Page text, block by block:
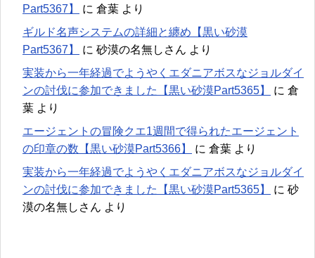
Part5367】
に 倉葉 より
ギルド名声システムの詳細と纏め【黒い砂漠
Part5367】
に 砂漠の名無しさん より
実装から一年経過でようやくエダニアボスなジョルダイ
ンの討伐に参加できました【黒い砂漠Part5365】
に 倉
葉 より
エージェントの冒険クエ1週間で得られたエージェント
の印章の数【黒い砂漠Part5366】
に 倉葉 より
実装から一年経過でようやくエダニアボスなジョルダイ
ンの討伐に参加できました【黒い砂漠Part5365】
に 砂
漠の名無しさん より